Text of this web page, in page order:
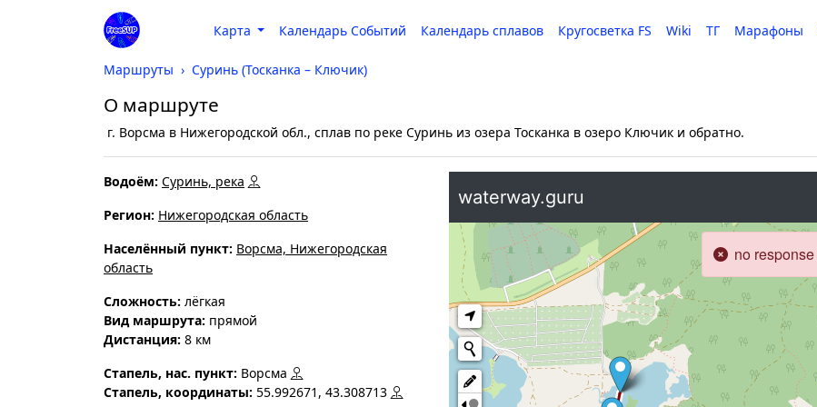
Карта Календарь Событий Календарь сплавов Кругосветка FS Wiki ТГ Марафоны
Маршруты Суринь (Тосканка – Ключик)
О маршруте
г. Ворсма в Нижегородской обл., сплав по реке Суринь из озера Тосканка в озеро Ключик и обратно.
Водоём: Суринь, река
Регион: Нижегородская область
Населённый пункт: Ворсма, Нижегородская
область
Cложность: лёгкая
Вид маршрута: прямой
Дистанция: 8 км
Стапель, нас. пункт: Ворсма
Стапель, координаты: 55.992671, 43.308713